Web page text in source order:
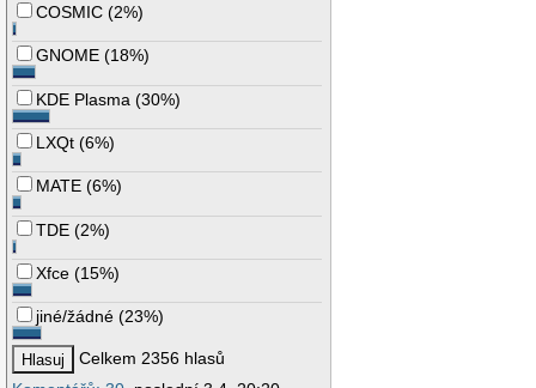
COSMIC (2%)
GNOME (18%)
KDE Plasma (30%)
LXQt (6%)
MATE (6%)
TDE (2%)
Xfce (15%)
jiné/žádné (23%)
Celkem 2356 hlasů